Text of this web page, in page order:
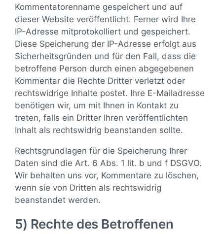
Kommentatorenname gespeichert und auf
dieser Website veröffentlicht. Ferner wird Ihre
IP-Adresse mitprotokolliert und gespeichert.
Diese Speicherung der IP-Adresse erfolgt aus
Sicherheitsgründen und für den Fall, dass die
betroffene Person durch einen abgegebenen
Kommentar die Rechte Dritter verletzt oder
rechtswidrige Inhalte postet. Ihre E-Mailadresse
benötigen wir, um mit Ihnen in Kontakt zu
treten, falls ein Dritter Ihren veröffentlichten
Inhalt als rechtswidrig beanstanden sollte.
Rechtsgrundlagen für die Speicherung Ihrer
Daten sind die Art. 6 Abs. 1 lit. b und f DSGVO.
Wir behalten uns vor, Kommentare zu löschen,
wenn sie von Dritten als rechtswidrig
beanstandet werden.
5) Rechte des Betroffenen